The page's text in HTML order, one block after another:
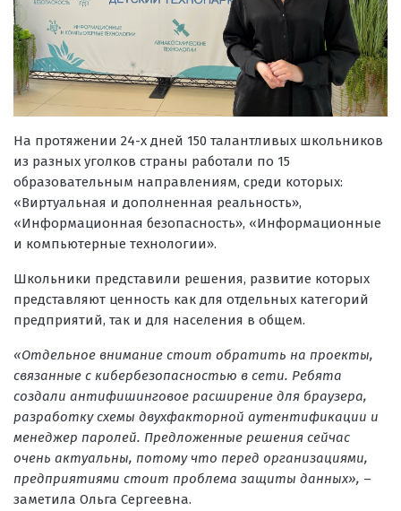
На протяжении 24-х дней 150 талантливых школьников
из разных уголков страны работали по 15
образовательным направлениям, среди которых:
«Виртуальная и дополненная реальность»,
«Информационная безопасность», «Информационные
и компьютерные технологии».
Школьники представили решения, развитие которых
представляют ценность как для отдельных категорий
предприятий, так и для населения в общем.
«Отдельное внимание стоит обратить на проекты,
связанные с кибербезопасностью в сети. Ребята
создали антифишинговое расширение для браузера,
разработку схемы двухфакторной аутентификации и
менеджер паролей. Предложенные решения сейчас
очень актуальны, потому что перед организациями,
предприятиями стоит проблема защиты данных», –
заметила Ольга Сергеевна.